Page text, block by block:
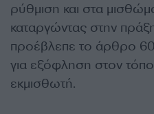
ρύθμιση και στα
καταργώντας στην
προέβλεπε το άρθρο
για εξόφληση στον τόπο
εκμισθωτή.